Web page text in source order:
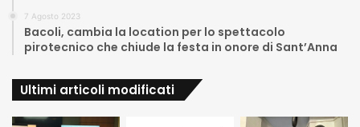
7 Agosto 2023
Bacoli, cambia la location per lo spettacolo
pirotecnico che chiude la festa in onore di Sant’Anna
Ultimi articoli modificati